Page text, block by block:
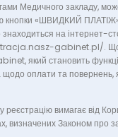
Медичного закладу,
«ШВИДКИЙ ПЛАТІЖ»,
знаходиться на
gabinet.pl/.
який становить
оплати та повернень,
вимагає від
визначених Законом